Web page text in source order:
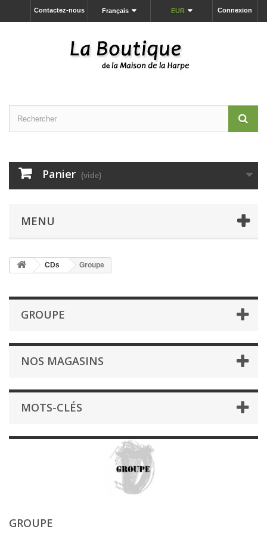
Connexion
EUR
Français
Contactez-nous
Panier (vide)
MENU
CDs Groupe
GROUPE
NOS MAGASINS
MOTS-CLÉS
GROUPE